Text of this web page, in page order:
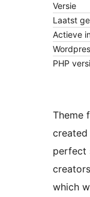
Versie
Laatst
Actieve
PHP
Theme
perfect
which